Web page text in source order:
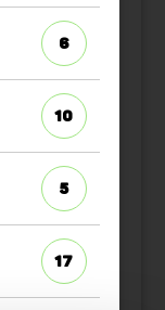
6
10
5
17